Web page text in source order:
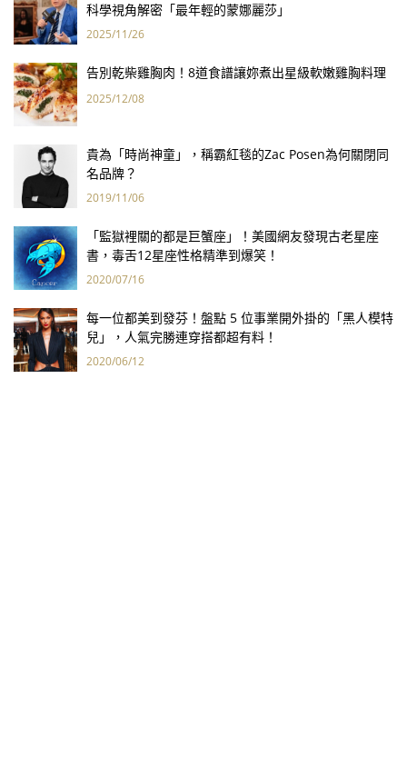
科學視角解密「最年輕的蒙娜麗莎」
2025/11/26
告別乾柴雞胸肉！8道食譜讓妳煮出星級軟嫩雞胸料理
2025/12/08
貴為「時尚神童」，稱霸紅毯的Zac Posen為何關閉同
名品牌？
2019/11/06
「監獄裡關的都是巨蟹座」！美國網友發現古老星座
書，毒舌12星座性格精準到爆笑！
2020/07/16
每一位都美到發芬！盤點 5 位事業開外掛的「黑人模特
兒」，人氣完勝連穿搭都超有料！
2020/06/12